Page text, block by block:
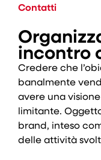
Contatti
incontro
Credere che
banalmente
avere una
limitante.
brand, inteso
delle attività